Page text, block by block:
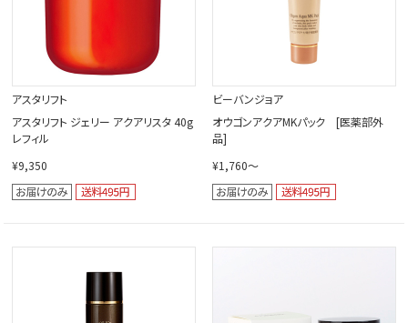
アスタリフト
アスタリフト ジェリー アクアリスタ 40g
レフィル
¥9,350
ビーバンジョア
オウゴンアクアMKパック [医薬部外
品]
¥1,760～